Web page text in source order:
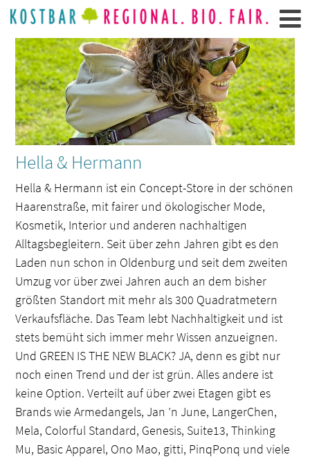
Hella & Hermann
Hella & Hermann ist ein Concept-Store in der schönen
Haarenstraße, mit fairer und ökologischer Mode,
Kosmetik, Interior und anderen nachhaltigen
Alltagsbegleitern. Seit über zehn Jahren gibt es den
Laden nun schon in Oldenburg und seit dem zweiten
Umzug vor über zwei Jahren auch an dem bisher
größten Standort mit mehr als 300 Quadratmetern
Verkaufsfläche. Das Team lebt Nachhaltigkeit und ist
stets bemüht sich immer mehr Wissen anzueignen.
Und GREEN IS THE NEW BLACK? JA, denn es gibt nur
noch einen Trend und der ist grün. Alles andere ist
keine Option. Verteilt auf über zwei Etagen gibt es
Brands wie Armedangels, Jan ’n June, LangerChen,
Mela, Colorful Standard, Genesis, Suite13, Thinking
Mu, Basic Apparel, Ono Mao, gitti, PinqPonq und viele